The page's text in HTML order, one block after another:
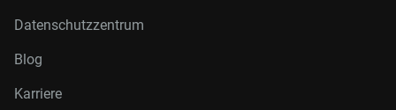
Datenschutzzentrum
Blog
Karriere